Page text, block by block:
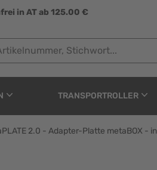
in AT ab 125.00 €
Stichwort...
TRANSPORTROLLER
2.0 - Adapter-Platte metaBOX -